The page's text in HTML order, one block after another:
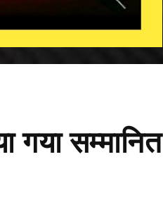
गया सम्मानित